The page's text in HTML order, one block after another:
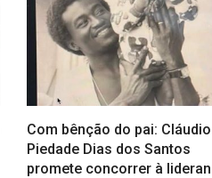
Com bênção do pai:
Piedade Dias dos Santos
promete concorrer à